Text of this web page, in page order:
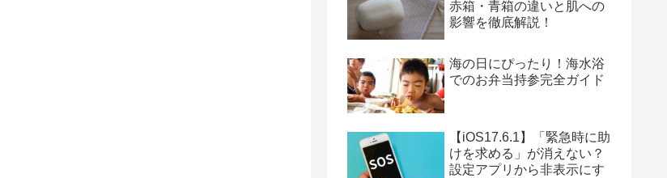
赤箱・青箱の違いと肌への
影響を徹底解説！
海の日にぴったり！海水浴
でのお弁当持参完全ガイド
【iOS17.6.1】「緊急時に助
けを求める」が消えない？
設定アプリから非表示にす